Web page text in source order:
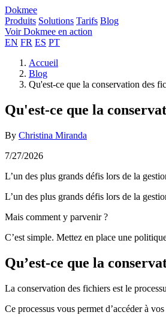
Dokmee
Produits Solutions Tarifs Blog
Voir Dokmee en action
EN FR ES PT
Accueil
Blog
Qu'est-ce que la conservation des
Qu'est-ce que la
By Christina Miranda
7/27/2026
L’un des plus grands défis lors de la
L’un des plus grands défis lors de la
Mais comment y parvenir ?
C’est simple. Mettez en place une
Qu’est-ce que la
La conservation des fichiers est le
Ce processus vous permet d’accéder à